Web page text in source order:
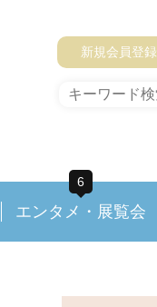
新規会員登録
6
エンタメ・展覧会